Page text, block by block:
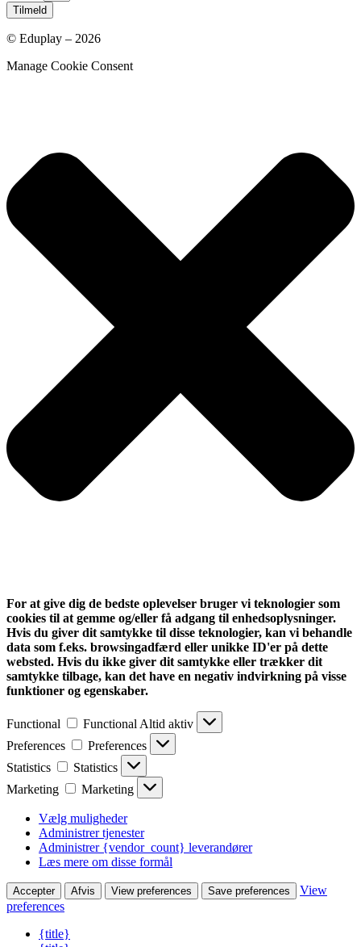
Tilmeld
© Eduplay – 2026
Manage Cookie Consent
For at give dig de bedste oplevelser bruger vi teknologier som
cookies til at gemme og/eller få adgang til enhedsoplysninger.
Hvis du giver dit samtykke til disse teknologier, kan vi behandle
data som f.eks. browsingadfærd eller unikke ID'er på dette
websted. Hvis du ikke giver dit samtykke eller trækker dit
samtykke tilbage, kan det have en negativ indvirkning på visse
funktioner og egenskaber.
Functional Functional Altid aktiv
Preferences
Preferences
Statistics
Statistics
Marketing
Marketing
Vælg muligheder
Administrer tjenester
Administrer {vendor_count} leverandører
Læs mere om disse formål
Accepter Afvis View preferences Save preferences
View
preferences
{title}